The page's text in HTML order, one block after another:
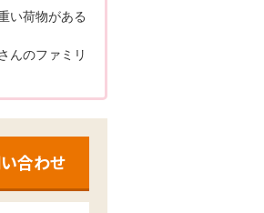
い荷物がある
んのファミリ
合わせ